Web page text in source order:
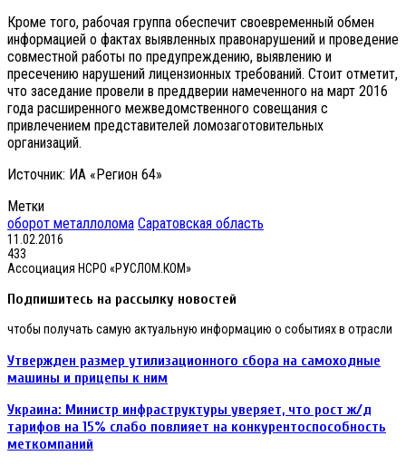
Кроме того, рабочая группа обеспечит своевременный обмен
информацией о фактах выявленных правонарушений и проведение
совместной работы по предупреждению, выявлению и
пресечению нарушений лицензионных требований. Стоит отметит,
что заседание провели в преддверии намеченного на март 2016
года расширенного межведомственного совещания с
привлечением представителей ломозаготовительных
организаций.
Источник: ИА «Регион 64»
Метки
оборот металлолома Саратовская область
11.02.2016
433
Ассоциация НСРО «РУСЛОМ.КОМ»
Подпишитесь на рассылку новостей
чтобы получать самую актуальную информацию о событиях в отрасли
Утвержден
размер
утилизационного
сбора
на
самоходные
машины
Утвержден размер утилизационного сбора на самоходные
машины и прицепы к ним
Украина:
Министр
инфраструктуры
уверяет,
Украина: Министр инфраструктуры уверяет, что рост ж/д
тарифов на 15% слабо повлияет на конкурентоспособность
меткомпаний